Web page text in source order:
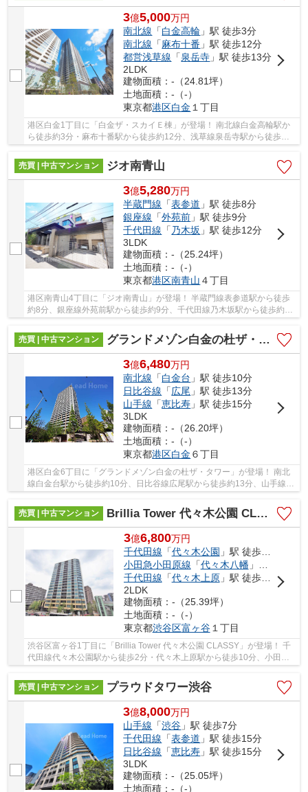
3億5,000万円
南北線 「白金高輪 」駅 徒歩3分
南北線 「麻布十番 」駅 徒歩12分
都営浅草線 「泉岳寺 」駅 徒歩13分
2LDK
建物面積：-（24.81坪）
土地面積：-（-）
東京都港区白金 １丁目
港区白金1丁目に「白金ザ・スカイＥ棟」が登場！ 南北線白金高輪駅か
ら徒歩約3分・麻布十番駅から徒歩約12分、浅草線泉岳寺駅から徒歩約
13分。 5路線3駅利用可能な大変便利な立地に位...
売買 | 中古マンション
ジオ南青山
3億5,280万円
半蔵門線 「表参道 」駅 徒歩8分
銀座線 「外苑前 」駅 徒歩9分
千代田線 「 乃木坂 」駅 徒歩12分
3LDK
建物面積：-（25.24坪）
土地面積：-（-）
東京都港区南青山 ４丁目
港区南青山4丁目に「ジオ南青山」が登場！ 半蔵門線表参道駅から徒歩
約8分、銀座線外苑前駅から徒歩約9分、千代田線乃木坂駅から徒歩約12
売買 | 中古マンション
グランドメゾン白金の杜ザ・タワー
3億6,480万円
南北線 「白金台 」駅 徒歩10分
日比谷線 「広尾 」駅 徒歩13分
山手線 「恵比寿 」駅 徒歩15分
3LDK
建物面積：-（26.20坪）
土地面積：-（-）
東京都港区白金 ６丁目
港区白金6丁目に「グランドメゾン白金の杜ザ・タワー」が登場！ 南北
線白金台駅から徒歩約10分、日比谷線広尾駅から徒歩約13分、山手線恵
売買 | 中古マンション
Brillia Tower 代々木公園 CLASSY
3億6,800万円
千代田線 「代々木公園 」駅 徒歩2分
小田急小田原線 「代々木八幡」駅 徒歩2分
千代田線 「代々木上原」駅 徒歩10分
2LDK
建物面積：-（25.39坪）
土地面積：-（-）
東京都渋谷区富ヶ谷１丁目
渋谷区富ヶ谷1丁目に「Brillia Tower 代々木公園 CLASSY」が登場！ 千
代田線代々木公園駅から徒歩2分・代々木上原駅から徒歩10分、小田急
売買 | 中古マンション
プラウドタワー渋谷
3億8,000万円
山手線 「渋谷 」駅 徒歩7分
千代田線 「表参道 」駅 徒歩15分
日比谷線 「恵比寿 」駅 徒歩15分
3LDK
建物面積：-（25.05坪）
土地面積：-（-）